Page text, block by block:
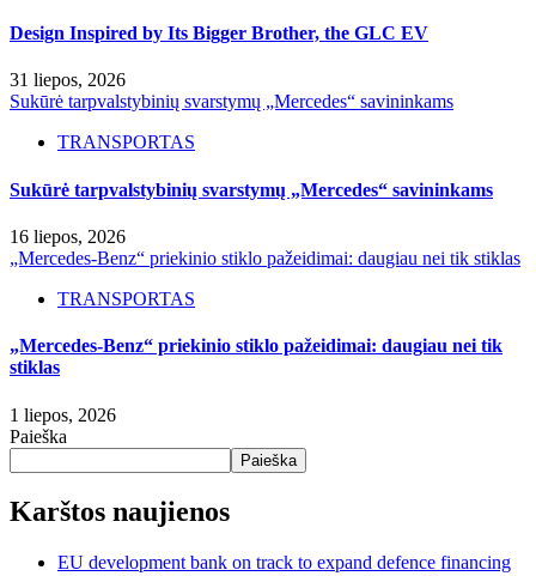
Design Inspired by Its Bigger Brother, the GLC EV
31 liepos, 2026
Sukūrė tarpvalstybinių svarstymų „Mercedes“ savininkams
TRANSPORTAS
Sukūrė tarpvalstybinių svarstymų „Mercedes“ savininkams
16 liepos, 2026
„Mercedes-Benz“ priekinio stiklo pažeidimai: daugiau nei tik stiklas
TRANSPORTAS
„Mercedes-Benz“ priekinio stiklo pažeidimai: daugiau nei tik
stiklas
1 liepos, 2026
Paieška
Paieška
Karštos naujienos
EU development bank on track to expand defence financing